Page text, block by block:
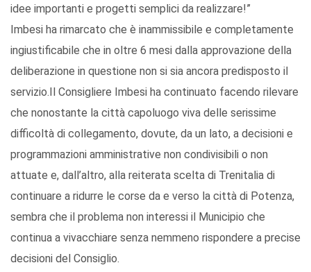
idee importanti e progetti semplici da realizzare!”
Imbesi ha rimarcato che è inammissibile e completamente
ingiustificabile che in oltre 6 mesi dalla approvazione della
deliberazione in questione non si sia ancora predisposto il
servizio.Il Consigliere Imbesi ha continuato facendo rilevare
che nonostante la città capoluogo viva delle serissime
difficoltà di collegamento, dovute, da un lato, a decisioni e
programmazioni amministrative non condivisibili o non
attuate e, dall’altro, alla reiterata scelta di Trenitalia di
continuare a ridurre le corse da e verso la città di Potenza,
sembra che il problema non interessi il Municipio che
continua a vivacchiare senza nemmeno rispondere a precise
decisioni del Consiglio.